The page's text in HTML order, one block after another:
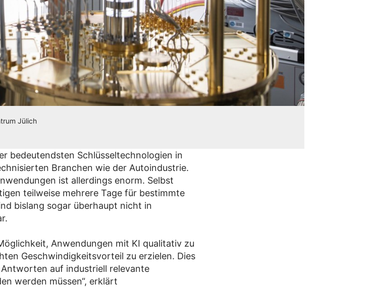
Jülich
bedeutendsten Schlüsseltechnologien in
Branchen wie der Autoindustrie.
ist allerdings enorm. Selbst
teilweise mehrere Tage für bestimmte
bislang sogar überhaupt nicht in
Anwendungen mit KI qualitativ zu
Geschwindigkeitsvorteil zu erzielen. Dies
auf industriell relevante
werden müssen“, erklärt